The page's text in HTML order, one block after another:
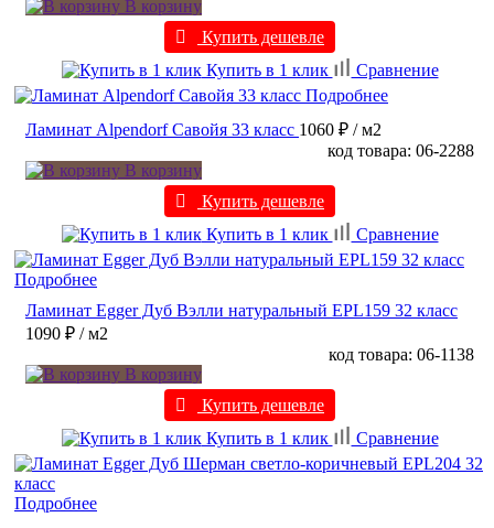
В корзину
Купить дешевле
Купить в 1 клик
Сравнение
Подробнее
Ламинат Alpendorf Савойя 33 класс 1060 ₽ / м2
код товара: 06-2288
В корзину
Купить дешевле
Купить в 1 клик
Сравнение
Подробнее
Ламинат Egger Дуб Вэлли натуральный EPL159 32 класс
1090 ₽ / м2
код товара: 06-1138
В корзину
Купить дешевле
Купить в 1 клик
Сравнение
Подробнее